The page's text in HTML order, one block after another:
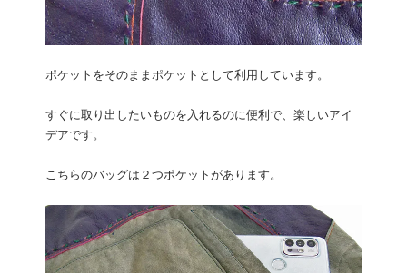
ポケットをそのままポケットとして利用しています。
すぐに取り出したいものを入れるのに便利で、楽しいアイ
デアです。
こちらのバッグは２つポケットがあります。